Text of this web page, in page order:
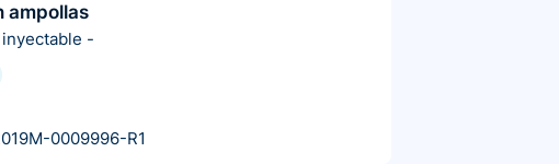
ampollas
-
0009996-R1